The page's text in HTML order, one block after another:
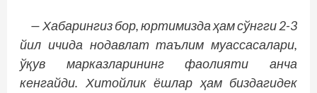
— Хабарингиз бор, юртимизда ҳам сўнгги 2-3
йил ичида нодав­лат таълим муассасалари,
ўқув марказларининг фаолияти анча
кенгайди. Хитойлик ёшлар ҳам биздагидек